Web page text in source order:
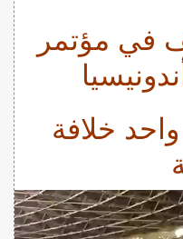
من 120 ألف في مؤتمر
خلافة